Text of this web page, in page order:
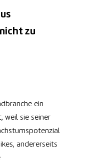
zu
ein
weil sie seiner
andererseits